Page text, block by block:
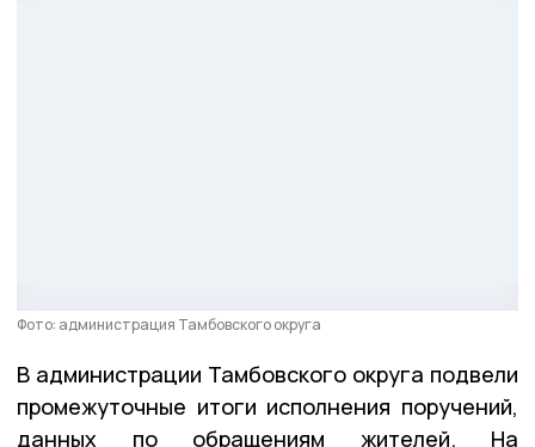
Фото: администрация Тамбовского округа
В администрации Тамбовского округа подвели
промежуточные итоги исполнения поручений,
данных по обращениям жителей. На